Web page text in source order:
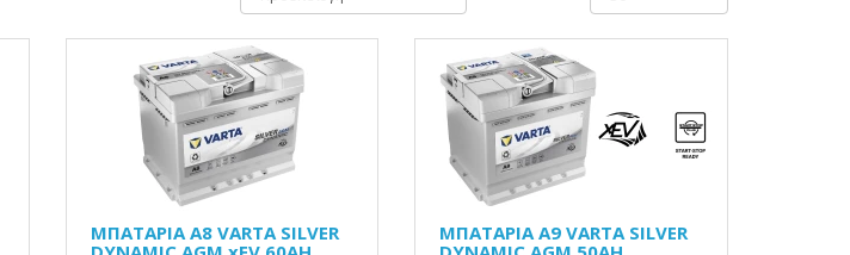
ΜΠΑΤΑΡΙΑ A8 VARTA SILVER
ΜΠΑΤΑΡΙΑ A9 VARTA SILVER